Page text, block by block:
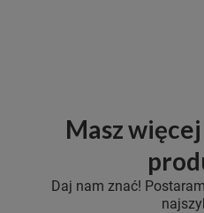
Masz
Daj nam znać!